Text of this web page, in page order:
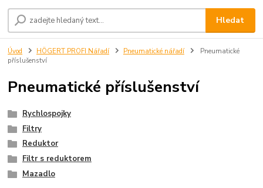
Hledat
Úvod HÖGERT PROFI Nářadí Pneumatické nářadí
Pneumatické
příslušenství
Pneumatické příslušenství
Rychlospojky
Filtry
Reduktor
Filtr s reduktorem
Mazadlo